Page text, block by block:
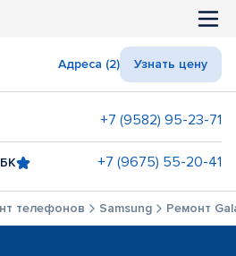
Адреса (2) Узнать цену
+7 (9582) 95-23-71
+7 (9675) 55-20-41
телефонов Samsung Ремонт